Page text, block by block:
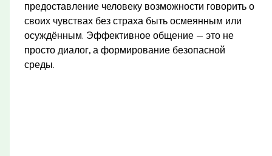
предоставление человеку возможности говорить о
своих чувствах без страха быть осмеянным или
осуждённым. Эффективное общение — это не
просто диалог, а формирование безопасной
среды.